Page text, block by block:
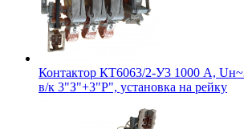
Контактор КТ6063/2-У3 1000 А,
в/к 3"З"+3"Р", установка на рейку